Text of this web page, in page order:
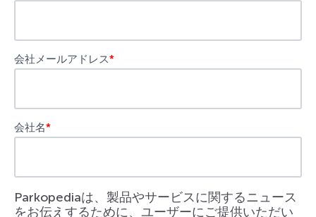
会社メールアドレス*
会社名*
Parkopediaは、製品やサービスに関するニュース
をお伝えするために、ユーザーにご提供いただい